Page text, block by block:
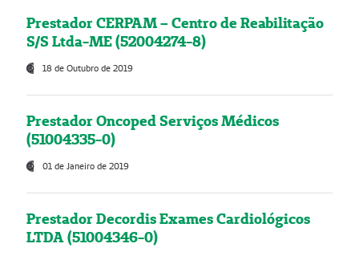
Prestador CERPAM – Centro de Reabilitação
S/S Ltda-ME (52004274-8)
18 de Outubro de 2019
Prestador Oncoped Serviços Médicos
(51004335-0)
01 de Janeiro de 2019
Prestador Decordis Exames Cardiológicos
LTDA (51004346-0)